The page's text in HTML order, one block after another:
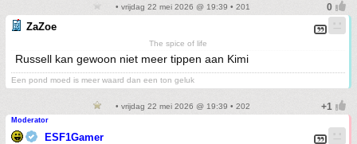
• vrijdag 22 mei 2026 @ 19:39 • 201
ZaZoe
The spice of life
Russell kan gewoon niet meer tippen aan Kimi
Een pond moed is meer waard dan een ton geluk
• vrijdag 22 mei 2026 @ 19:39 • 202
Moderator
ESF1Gamer